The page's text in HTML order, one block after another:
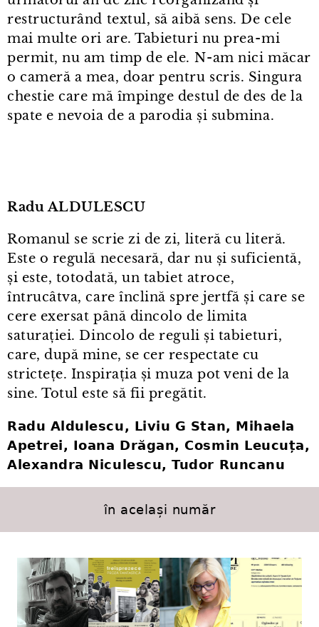
restructurând textul, să aibă sens. De cele
mai multe ori are. Tabieturi nu prea⁠-⁠mi
permit, nu am timp de ele. N⁠-⁠am nici măcar
o cameră a mea, doar pentru scris. Singura
chestie care mă împinge destul de des de la
spate e nevoia de a parodia și submina.
Radu ALDULESCU
Romanul se scrie zi de zi, literă cu literă.
Este o regulă necesară, dar nu și suficientă,
și este, totodată, un tabiet atroce,
întrucâtva, care înclină spre jertfă și care se
cere exersat până dincolo de limita
saturației. Dincolo de reguli și tabieturi,
care, după mine, se cer respectate cu
strictețe. Inspirația și muza pot veni de la
sine. Totul este să fii pregătit.
Radu Aldulescu, Liviu G Stan, Mihaela
Apetrei, Ioana Drăgan, Cosmin Leucuța,
Alexandra Niculescu, Tudor Runcanu
în același număr